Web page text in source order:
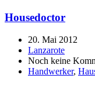
Housedoctor
20. Mai 2012
Lanzarote
Noch keine
Handwerker,